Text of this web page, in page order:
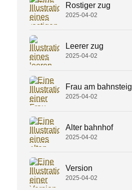
Rostiger zug
2025-04-02
Leerer zug
2025-04-02
Frau am bahnsteig
2025-04-02
Alter bahnhof
2025-04-02
Version
2025-04-02